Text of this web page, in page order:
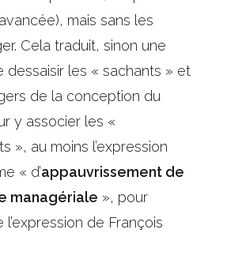
mais sans les
Cela traduit, sinon une
dessaisir les « sachants » et
de la conception du
y associer les «
», au moins l’expression
« d’appauvrissement de
managériale », pour
l’expression de François